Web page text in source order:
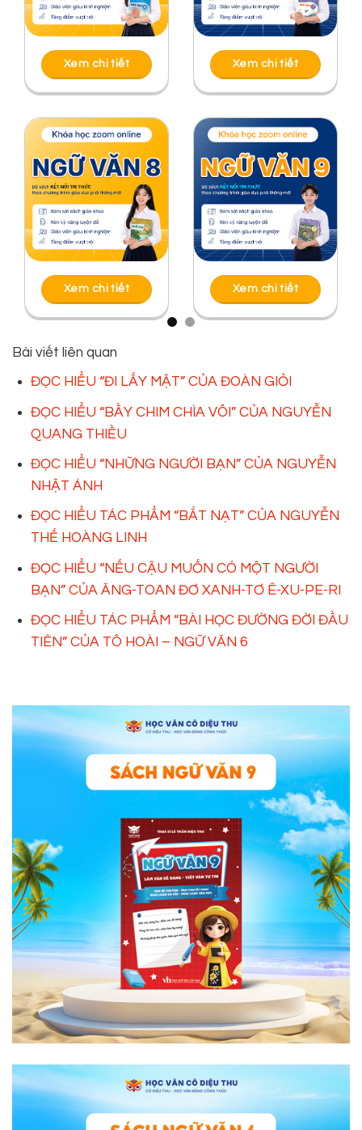
Xem chi tiết Xem chi tiết
Xem chi tiết Xem chi tiết
Bài viết liên quan
ĐỌC HIỂU “ĐI LẤY MẬT” CỦA ĐOÀN GIỎI
ĐỌC HIỂU “BẦY CHIM CHÌA VÔI” CỦA NGUYỄN
QUANG THIỀU
ĐỌC HIỂU “NHỮNG NGƯỜI BẠN” CỦA NGUYỄN
NHẬT ÁNH
ĐỌC HIỂU TÁC PHẨM “BẮT NẠT” CỦA NGUYỄN
THẾ HOÀNG LINH
ĐỌC HIỂU “NẾU CẬU MUỐN CÓ MỘT NGƯỜI
BẠN” CỦA ĂNG-TOAN ĐƠ XANH-TƠ Ê-XU-PE-RI
ĐỌC HIỂU TÁC PHẨM “BÀI HỌC ĐƯỜNG ĐỜI ĐẦU
TIÊN” CỦA TÔ HOÀI – NGỮ VĂN 6